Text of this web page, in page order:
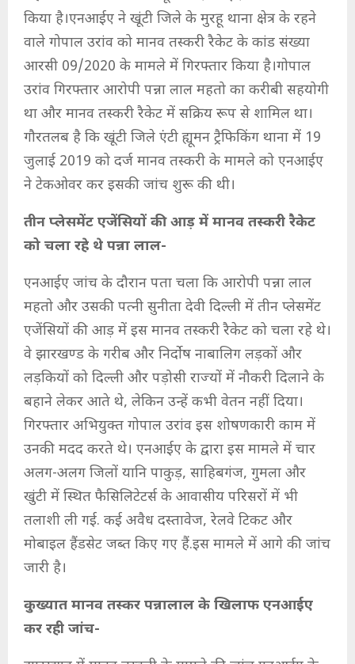
किया है।एनआईए ने खूंटी जिले के मुरहू थाना क्षेत्र के रहने
वाले गोपाल उरांव को मानव तस्करी रैकेट के कांड संख्या
आरसी 09/2020 के मामले में गिरफ्तार किया है।गोपाल
उरांव गिरफ्तार आरोपी पन्ना लाल महतो का करीबी सहयोगी
था और मानव तस्करी रैकेट में सक्रिय रूप से शामिल था।
गौरतलब है कि खूंटी जिले एंटी ह्यूमन ट्रैफिकिंग थाना में 19
जुलाई 2019 को दर्ज मानव तस्करी के मामले को एनआईए
ने टेकओवर कर इसकी जांच शुरू की थी।
तीन प्लेसमेंट एजेंसियों की आड़ में मानव तस्करी रैकेट
को चला रहे थे पन्ना लाल-
एनआईए जांच के दौरान पता चला कि आरोपी पन्ना लाल
महतो और उसकी पत्नी सुनीता देवी दिल्ली में तीन प्लेसमेंट
एजेंसियों की आड़ में इस मानव तस्करी रैकेट को चला रहे थे।
वे झारखण्ड के गरीब और निर्दोष नाबालिग लड़कों और
लड़कियों को दिल्ली और पड़ोसी राज्यों में नौकरी दिलाने के
बहाने लेकर आते थे, लेकिन उन्हें कभी वेतन नहीं दिया।
गिरफ्तार अभियुक्त गोपाल उरांव इस शोषणकारी काम में
उनकी मदद करते थे। एनआईए के द्वारा इस मामले में चार
अलग-अलग जिलों यानि पाकुड़, साहिबगंज, गुमला और
खुंटी में स्थित फैसिलिटेटर्स के आवासीय परिसरों में भी
तलाशी ली गई. कई अवैध दस्तावेज, रेलवे टिकट और
मोबाइल हैंडसेट जब्त किए गए हैं.इस मामले में आगे की जांच
जारी है।
कुख्यात मानव तस्कर पन्नालाल के खिलाफ एनआईए
कर रही जांच-